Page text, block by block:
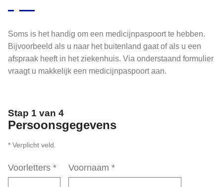
Soms is het handig om een medicijnpaspoort te hebben.
Bijvoorbeeld als u naar het buitenland gaat of als u een
afspraak heeft in het ziekenhuis. Via onderstaand formulier
vraagt u makkelijk een medicijnpaspoort aan.
Stap 1 van 4
Persoonsgegevens
* Verplicht veld.
Voorletters * Voornaam *